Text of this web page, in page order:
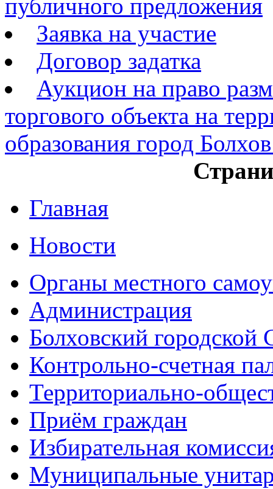
публичного предложения
Заявка на участие
Договор задатка
Аукцион на право
торгового объекта на
образования город
Главная
Новости
Органы местного
Администрация
Болховский городской
Контрольно-счетная
Территориально-
Приём граждан
Избирательная
Муниципальные